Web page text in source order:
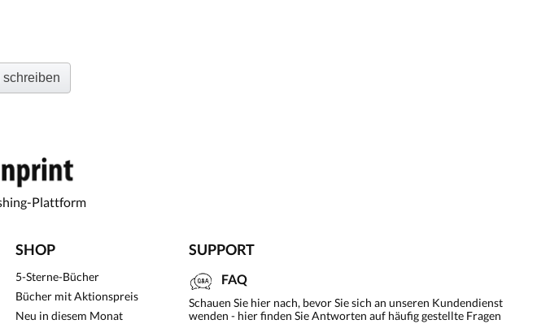
schreiben
Plattform
SHOP
5-Sterne-Bücher
Bücher mit Aktionspreis
Neu in diesem Monat
SUPPORT
FAQ
Schauen Sie hier nach, bevor Sie sich an unseren Kundendienst
wenden - hier finden Sie Antworten auf häufig gestellte Fragen